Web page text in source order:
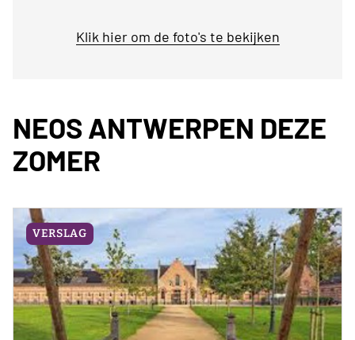
Klik hier om de foto's te bekijken
NEOS ANTWERPEN DEZE
ZOMER
VERSLAG